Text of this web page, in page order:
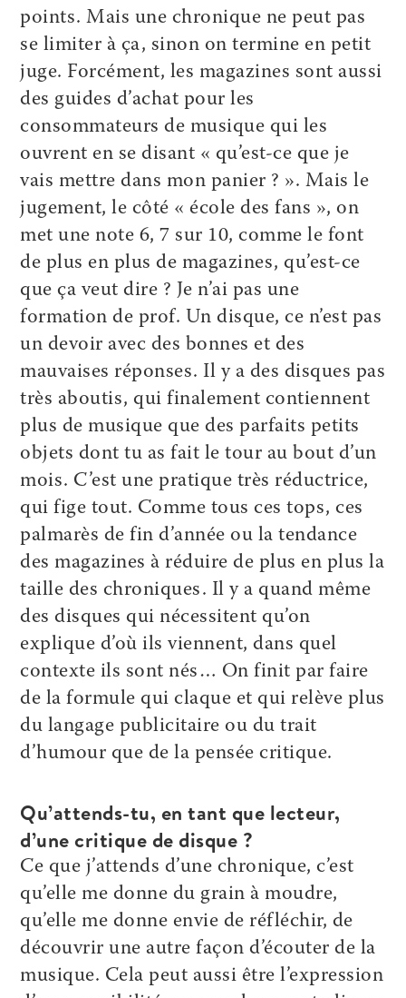
points. Mais une chronique ne peut pas
se limiter à ça, sinon on termine en petit
juge. Forcément, les magazines sont aussi
des guides d’achat pour les
consommateurs de musique qui les
ouvrent en se disant « qu’est-ce que je
vais mettre dans mon panier ? ». Mais le
jugement, le côté « école des fans », on
met une note 6, 7 sur 10, comme le font
de plus en plus de magazines, qu’est-ce
que ça veut dire ? Je n’ai pas une
formation de prof. Un disque, ce n’est pas
un devoir avec des bonnes et des
mauvaises réponses. Il y a des disques pas
très aboutis, qui finalement contiennent
plus de musique que des parfaits petits
objets dont tu as fait le tour au bout d’un
mois. C’est une pratique très réductrice,
qui fige tout. Comme tous ces tops, ces
palmarès de fin d’année ou la tendance
des magazines à réduire de plus en plus la
taille des chroniques. Il y a quand même
des disques qui nécessitent qu’on
explique d’où ils viennent, dans quel
contexte ils sont nés… On finit par faire
de la formule qui claque et qui relève plus
du langage publicitaire ou du trait
d’humour que de la pensée critique.
Qu’attends-tu, en tant que lecteur,
d’une critique de disque ?
Ce que j’attends d’une chronique, c’est
qu’elle me donne du grain à moudre,
qu’elle me donne envie de réfléchir, de
découvrir une autre façon d’écouter de la
musique. Cela peut aussi être l’expression